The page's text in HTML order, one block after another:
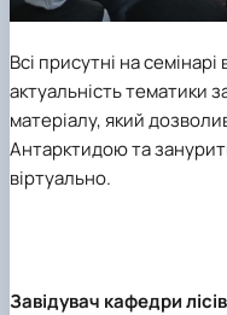
Всі присутні на
актуальність тематики
матеріалу, який
Антарктидою та
віртуально.
Завідувач кафедри